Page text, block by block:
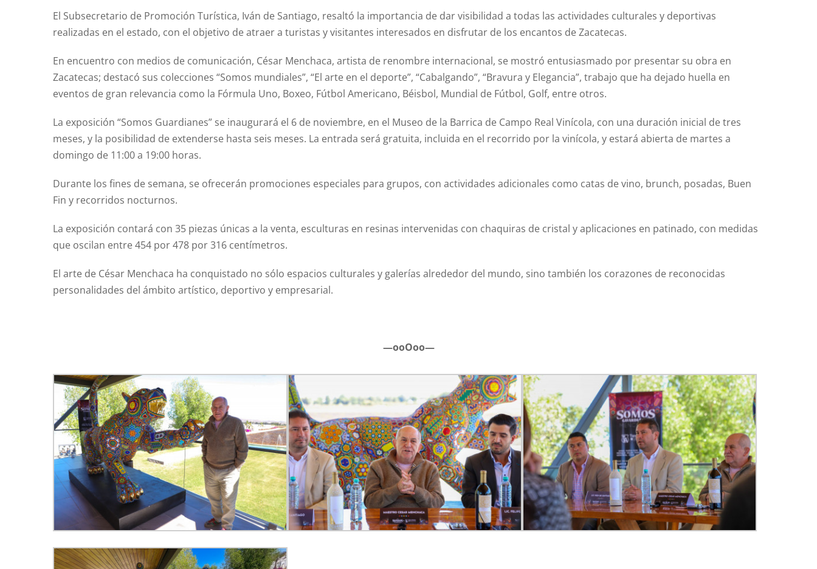
El Subsecretario de Promoción Turística, Iván de Santiago, resaltó la importancia de dar visibilidad a todas las actividades culturales y deportivas
realizadas en el estado, con el objetivo de atraer a turistas y visitantes interesados en disfrutar de los encantos de Zacatecas.
En encuentro con medios de comunicación, César Menchaca, artista de renombre internacional, se mostró entusiasmado por presentar su obra en
Zacatecas; destacó sus colecciones “Somos mundiales”, “El arte en el deporte”, “Cabalgando”, “Bravura y Elegancia”, trabajo que ha dejado huella en
eventos de gran relevancia como la Fórmula Uno, Boxeo, Fútbol Americano, Béisbol, Mundial de Fútbol, Golf, entre otros.
La exposición “Somos Guardianes” se inaugurará el 6 de noviembre, en el Museo de la Barrica de Campo Real Vinícola, con una duración inicial de tres
meses, y la posibilidad de extenderse hasta seis meses. La entrada será gratuita, incluida en el recorrido por la vinícola, y estará abierta de martes a
domingo de 11:00 a 19:00 horas.
Durante los fines de semana, se ofrecerán promociones especiales para grupos, con actividades adicionales como catas de vino, brunch, posadas, Buen
Fin y recorridos nocturnos.
La exposición contará con 35 piezas únicas a la venta, esculturas en resinas intervenidas con chaquiras de cristal y aplicaciones en patinado, con medidas
que oscilan entre 454 por 478 por 316 centímetros.
El arte de César Menchaca ha conquistado no sólo espacios culturales y galerías alrededor del mundo, sino también los corazones de reconocidas
personalidades del ámbito artístico, deportivo y empresarial.
—ooOoo—